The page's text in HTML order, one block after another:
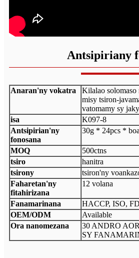
Antsipiriany
Anaran'ny vokatra
Kilalao solomaso
misy tsiron-
vatomamy sy jaky
isa
K097-8
Antsipirian'ny
fonosana
30g * 24pcs *
MOQ
500ctns
tsiro
hanitra
tsirony
tsiron'ny
Faharetan'ny
fitahirizana
12 volana
Fanamarinana
HACCP, ISO,
OEM/ODM
Available
Ora nanomezana
30 ANDRO
SY